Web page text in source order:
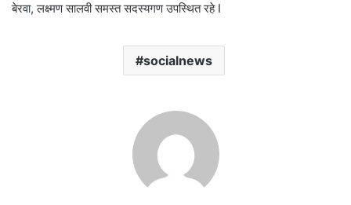
बेरवा, लक्ष्मण सालवी समस्त सदस्यगण उपस्थित रहे I
socialnews